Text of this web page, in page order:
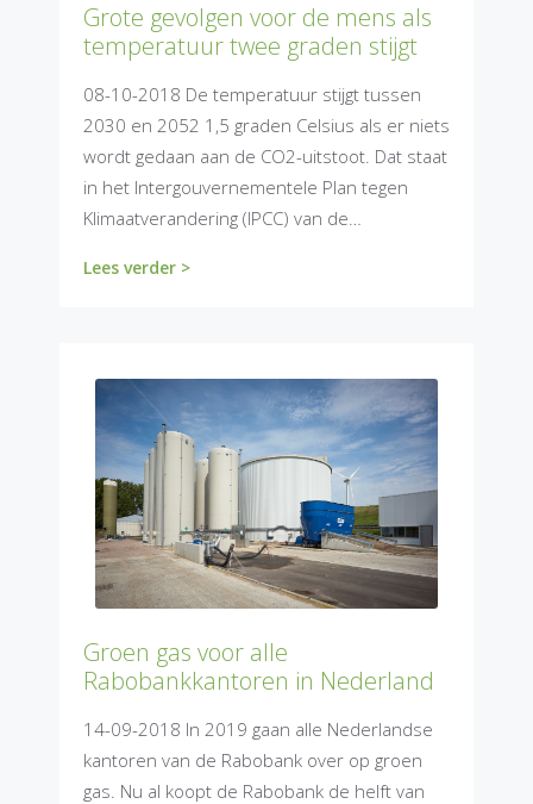
Grote gevolgen voor de mens als
temperatuur twee graden stijgt
08-10-2018 De temperatuur stijgt tussen
2030 en 2052 1,5 graden Celsius als er niets
wordt gedaan aan de CO2-uitstoot. Dat staat
in het Intergouvernementele Plan tegen
Klimaatverandering (IPCC) van de…
Lees verder >
Groen gas voor alle
Rabobankkantoren in Nederland
14-09-2018 In 2019 gaan alle Nederlandse
kantoren van de Rabobank over op groen
gas. Nu al koopt de Rabobank de helft van